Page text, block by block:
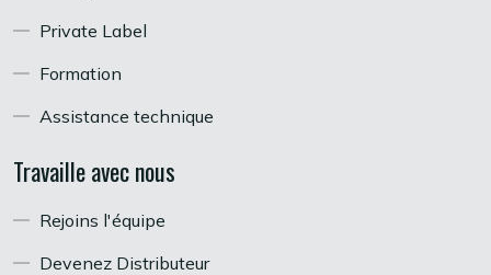
Private Label
Formation
Assistance technique
Travaille avec nous
Rejoins l'équipe
Devenez Distributeur